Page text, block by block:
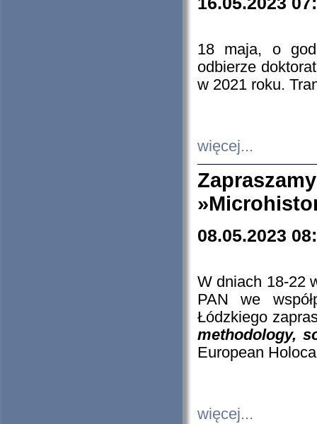
18 maja, o
odbierze
w 2021 roku.
więcej...
08.05.2023
W dniach 18-22
PAN we
Łódzkiego
methodology,
European
więcej...